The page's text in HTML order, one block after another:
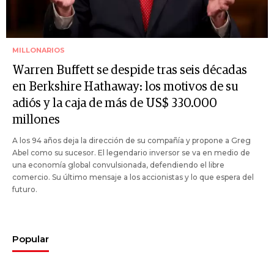
MILLONARIOS
Warren Buffett se despide tras seis décadas
en Berkshire Hathaway: los motivos de su
adiós y la caja de más de US$ 330.000
millones
A los 94 años deja la dirección de su compañía y propone a Greg
Abel como su sucesor. El legendario inversor se va en medio de
una economía global convulsionada, defendiendo el libre
comercio. Su último mensaje a los accionistas y lo que espera del
futuro.
Popular